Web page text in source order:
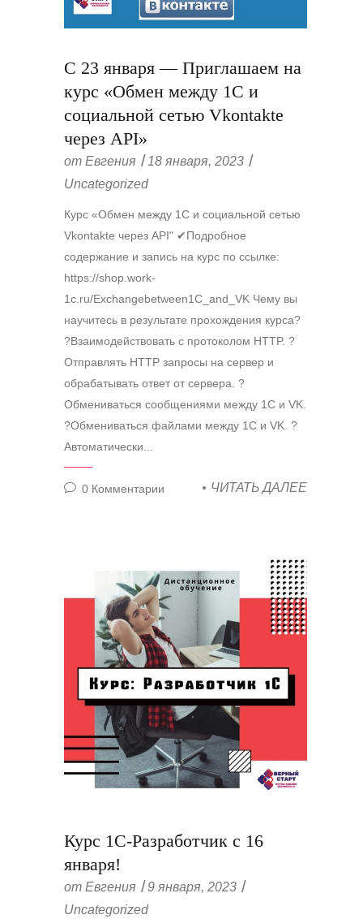
С 23 января — Приглашаем на
курс «Обмен между 1С и
социальной сетью Vkontakte
через API»
от Евгения
18 января, 2023
Uncategorized
Курс «Обмен между 1С и социальной сетью
Vkontakte через API" ✔Подробное
содержание и запись на курс по ссылке:
https://shop.work-
1c.ru/Exchangebetween1C_and_VK Чему вы
научитесь в результате прохождения курса?
?Взаимодействовать с протоколом HTTP. ?
Отправлять HTTP запросы на сервер и
обрабатывать ответ от сервера. ?
Обмениваться сообщениями между 1С и VK.
?Обмениваться файлами между 1С и VK. ?
Автоматически...
0 Комментарии ЧИТАТЬ ДАЛЕЕ
Курс 1С-Разработчик с 16
января!
от Евгения
9 января, 2023
Uncategorized